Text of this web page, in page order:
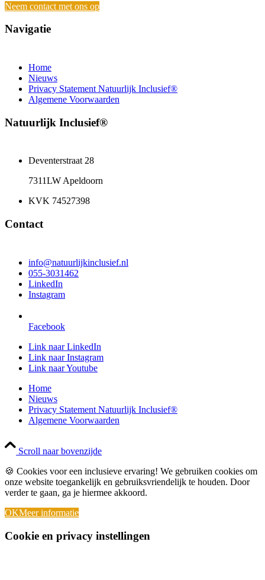
Neem contact met ons op
Navigatie
Home
Nieuws
Privacy Statement Natuurlijk Inclusief®
Algemene Voorwaarden
Natuurlijk Inclusief®
Deventerstraat 28
7311LW Apeldoorn
KVK 74527398
Contact
info@natuurlijkinclusief.nl
055-3031462
LinkedIn
Instagram
Facebook
Link naar LinkedIn
Link naar Instagram
Link naar Youtube
Home
Nieuws
Privacy Statement Natuurlijk Inclusief®
Algemene Voorwaarden
Scroll naar bovenzijde
🍪 Cookies voor een inclusieve ervaring! We gebruiken cookies om
onze website toegankelijk en gebruiksvriendelijk te houden. Door
verder te gaan, ga je hiermee akkoord.
OKMeer informatie
Cookie en privacy instellingen